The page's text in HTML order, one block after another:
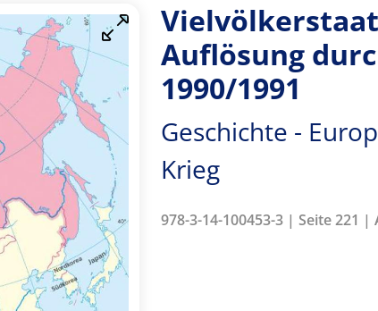
Auflösung
1990/1991
Geschichte -
Krieg
978-3-14-100453-3 | Seite 221